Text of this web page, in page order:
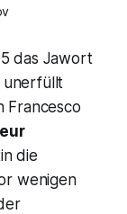
das Jawort
unerfüllt
Francesco
die
wenigen